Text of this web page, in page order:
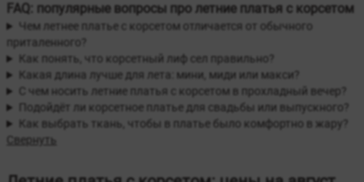
FAQ: популярные вопросы про летние платья с корсетом
Чем летнее платье с корсетом отличается от обычного
приталенного?
Как понять, что корсетный лиф сел правильно?
Какая длина лучше для лета: мини, миди или макси?
С чем носить летние платья с корсетом в прохладный вечер?
Подойдёт ли корсетное платье для свадьбы или выпускного?
Как выбрать ткань, чтобы в платье было комфортно в жару?
Свернуть